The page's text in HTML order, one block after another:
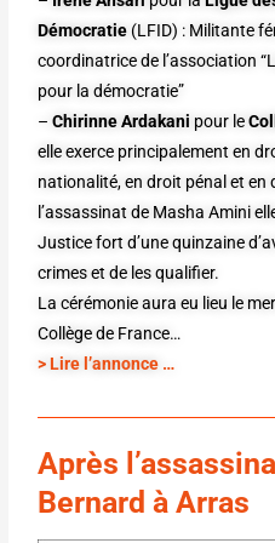
Démocratie (LFID) : Militante
coordinatrice de l’association
pour la démocratie”
–Chirinne Ardakani pour le
elle exerce principalement en
nationalité, en droit pénal et
l’assassinat de Masha Amini
Justice fort d’une quinzaine
crimes et de les qualifier.
La cérémonie aura eu lieu le
Collège de France…
>Lire l’annonce …
Après
Bernard à Arras